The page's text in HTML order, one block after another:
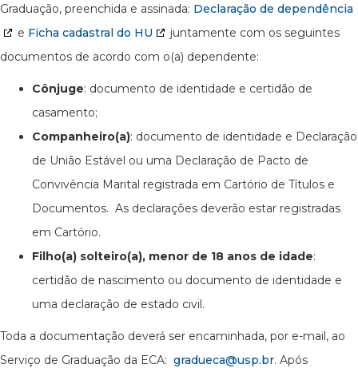
Graduação, preenchida e assinada: Declaração de dependência
e Ficha cadastral do HU
juntamente com os seguintes
documentos de acordo com o(a) dependente:
Cônjuge: documento de identidade e certidão de
casamento;
Companheiro(a): documento de identidade e Declaração
de União Estável ou uma Declaração de Pacto de
Convivência Marital registrada em Cartório de Títulos e
Documentos. As declarações deverão estar registradas
em Cartório.
Filho(a) solteiro(a), menor de 18 anos de idade:
certidão de nascimento ou documento de identidade e
uma declaração de estado civil.
Toda a documentação deverá ser encaminhada, por e-mail, ao
Serviço de Graduação da ECA: gradueca@usp.br. Após